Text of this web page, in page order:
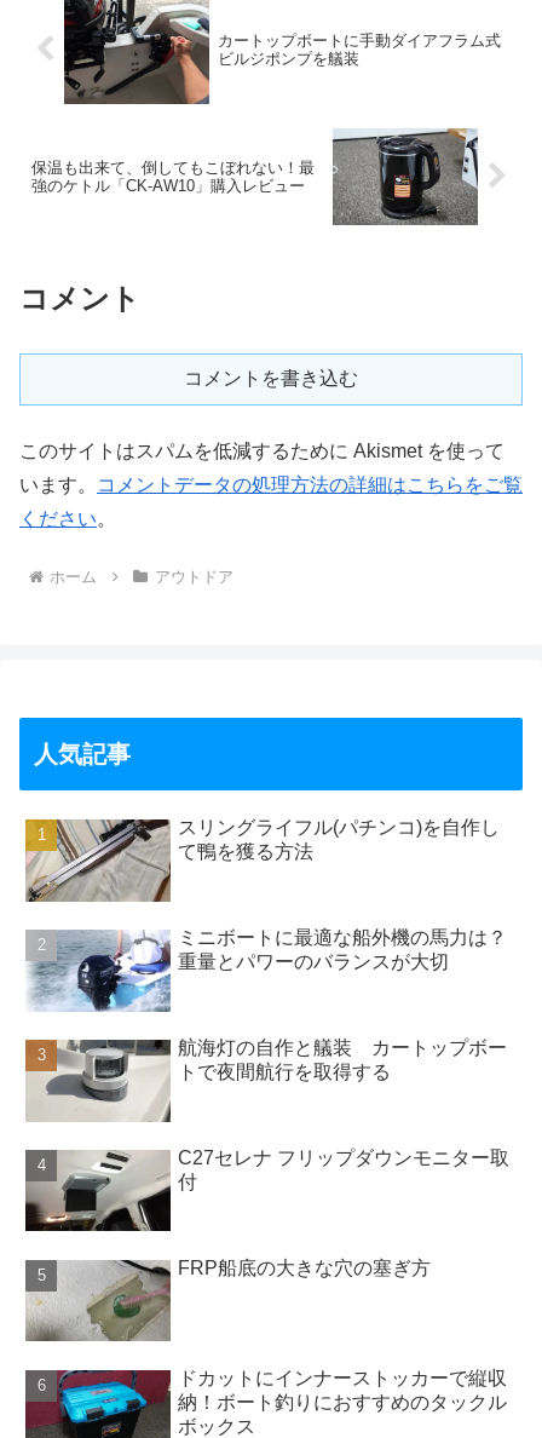
カートップボートに手動ダイアフラム式
ビルジポンプを艤装
保温も出来て、倒してもこぼれない！最
強のケトル「CK-AW10」購入レビュー
コメント
コメントを書き込む
このサイトはスパムを低減するために Akismet を使って
います。
コメントデータの処理方法の詳細はこちらをご覧
ください。
ホーム アウトドア
人気記事
スリングライフル(パチンコ)を自作し
て鴨を獲る方法
ミニボートに最適な船外機の馬力は？
重量とパワーのバランスが大切
航海灯の自作と艤装 カートップボー
トで夜間航行を取得する
C27セレナ フリップダウンモニター取
付
FRP船底の大きな穴の塞ぎ方
ドカットにインナーストッカーで縦収
納！ボート釣りにおすすめのタックル
ボックス